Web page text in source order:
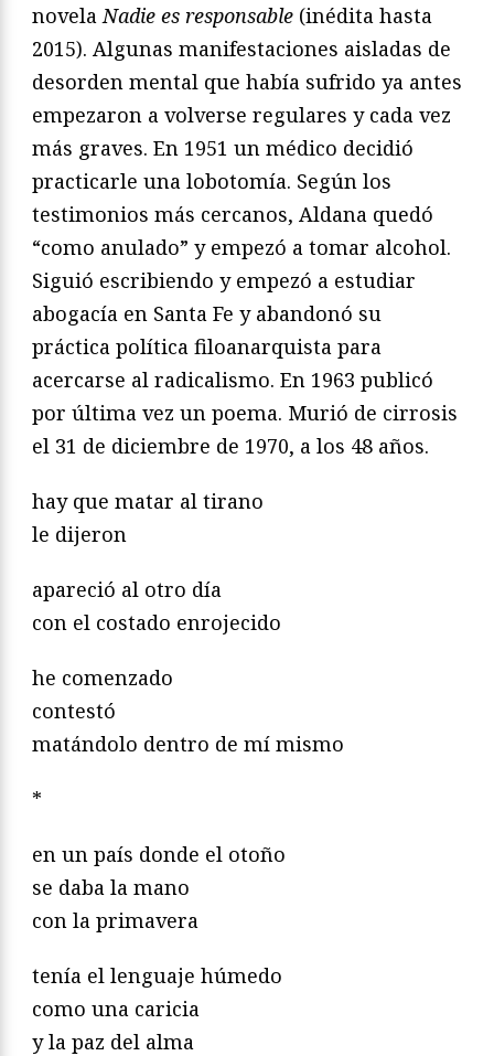
novelaNadie es responsable (inédita hasta
2015). Algunas manifestaciones aisladas de
desorden mental que había sufrido ya antes
empezaron a volverse regulares y cada vez
más graves. En 1951 un médico decidió
practicarle una lobotomía. Según los
testimonios más cercanos, Aldana quedó
“como anulado” y empezó a tomar alcohol.
Siguió escribiendo y empezó a estudiar
abogacía en Santa Fe y abandonó su
práctica política filoanarquista para
acercarse al radicalismo. En 1963 publicó
por última vez un poema. Murió de cirrosis
el 31 de diciembre de 1970, a los 48 años.
hay que matar al tirano
le dijeron
apareció al otro día
con el costado enrojecido
he comenzado
contestó
matándolo dentro de mí mismo
*
en un país donde el otoño
se daba la mano
con la primavera
tenía el lenguaje húmedo
como una caricia
y la paz del alma